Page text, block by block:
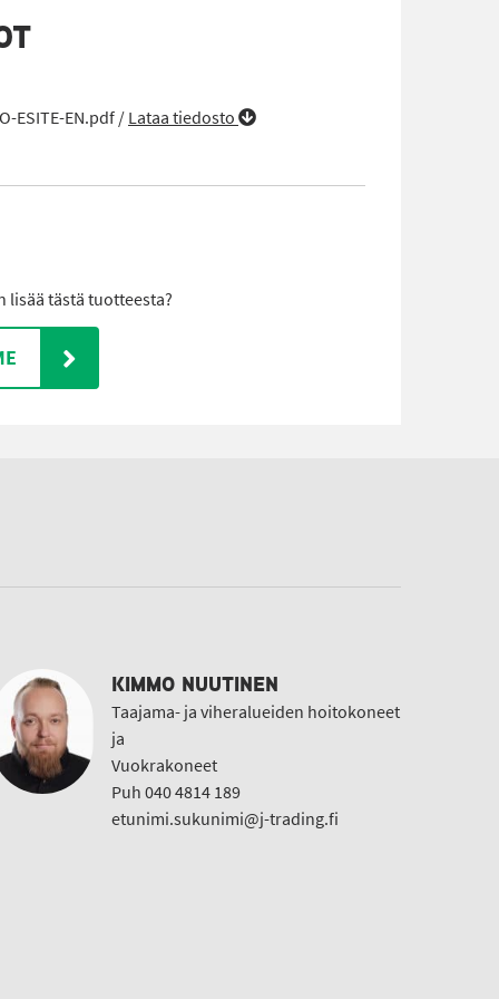
ESITE-EN.pdf /Lataa tiedosto
tästä tuotteesta?
KIMMO NUUTINEN
Taajama- ja viheralueiden hoitokoneet
ja
Vuokrakoneet
Puh 040 4814 189
etunimi.sukunimi@j-trading.fi